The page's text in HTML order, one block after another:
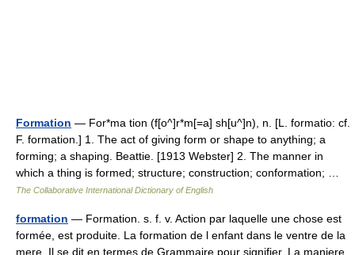
Formation — For*ma tion (f[o^]r*m[=a] sh[u^]n), n. [L. formatio: cf.
F. formation.] 1. The act of giving form or shape to anything; a
forming; a shaping. Beattie. [1913 Webster] 2. The manner in
which a thing is formed; structure; construction; conformation; …
The Collaborative International Dictionary of English
formation — Formation. s. f. v. Action par laquelle une chose est
formée, est produite. La formation de l enfant dans le ventre de la
mere. Il se dit en termes de Grammaire pour signifier, La maniere